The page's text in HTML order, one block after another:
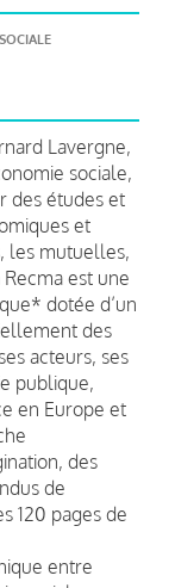
Lavergne,
sociale,
des études et
et
les mutuelles,
Recma est une
dotée d’un
des
acteurs, ses
publique,
en Europe et
des
de
120 pages de
entre